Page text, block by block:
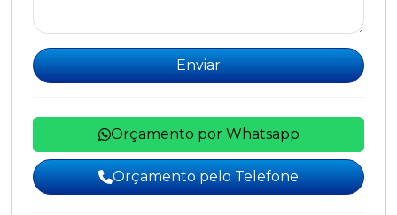
Enviar
Orçamento por Whatsapp
Orçamento pelo Telefone